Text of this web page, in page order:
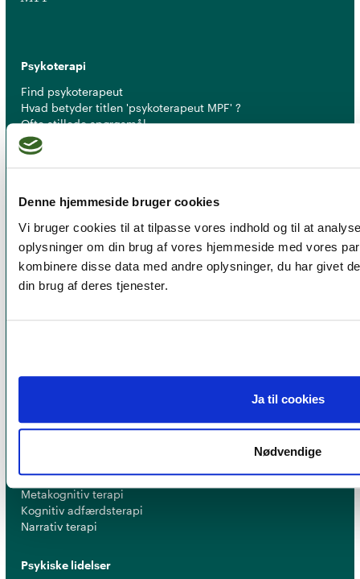
Denne hjemmeside bruger cookies
Vi bruger cookies til at tilpasse vores indhold og til at
oplysninger om din brug af vores hjemmeside med vores
kombinere disse data med andre oplysninger, du har givet
din brug af deres tjenester.
Ja til cookies
Nødvendige
Psykoterapi
Find psykoterapeut
Hvad betyder titlen 'psykoterapeut MPF' ?
Ofte stillede spørgsmål
Psykoterapeuter nær dig
Optagelseskriterier
Medlemsfordele
Kontingent
Nyheder
Tidsskrift for Psykoterapi
EAP - Europæisk samarbejde
Metakognitiv terapi
Kognitiv adfærdsterapi
Narrativ terapi
Psykiske lidelser